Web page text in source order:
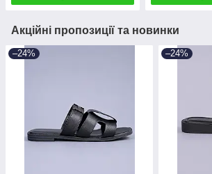
Акційні пропозиції та новинки
–24% –24%